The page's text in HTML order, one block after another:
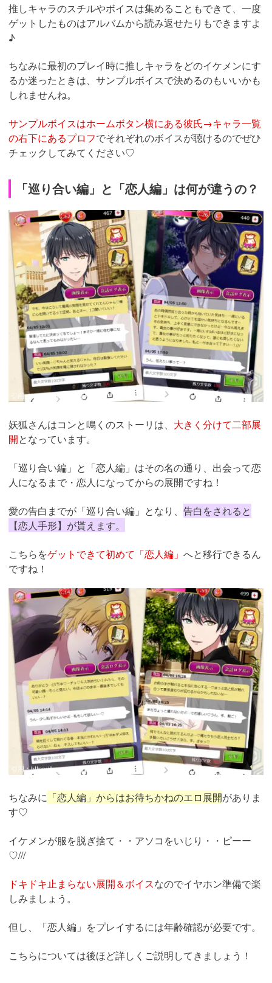
推しキャラのスチルやボイスは集めることもできて、一度
ゲットしたものはアルバムから読み返せたりもできますよ
♪
ちなみに最初のプレイ時に推しキャラをどのイケメンにす
るか迷ったときは、サンプルボイスで決めるのもいいかも
しれませんね。
サンプルボイスはホームボタン横にある彼氏→キャラ一覧
の右下にあるプロフでそれぞれのボイスが聴けるのでぜひ
チェックしてみてください♡
「巡り合い編」と「恋人編」は何が違うの？
https://fam-
ad.com/ad/p/r?
_site=67781&_article=32034
引用：https://kon-naku.jp/
妖狐さんはコンと鳴くのストーリは、 大きく分けて二部展
開となっています。
「巡り合い編」と「恋人編」はその名の通り、出会って恋
人になるまで・恋人になってからの展開ですね！
愛の告白までが「巡り合い編」となり、 告白をされると
【恋人手形】が貰えます。
こちらをゲットできて初めて「恋人編」 へと移行できるん
ですね！
引用：https://kon-naku.jp/
ちなみに 「恋人編」からはお待ちかねのエロ展開がありま
す♡
イケメンが服を脱ぎ捨て・・アソコをいじり・・ピーー
♡///
ドキドキ止まらない展開＆ボイスなのでイヤホン準備で楽
しみましょう。
但し、「恋人編」をプレイするには年齢確認が必要です。
こちらについては後ほど詳しくご説明してきましょう！